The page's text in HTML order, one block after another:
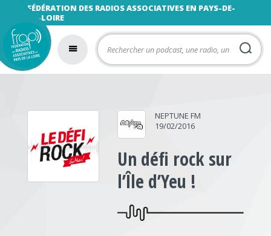
FÉDÉRATION DES RADIOS ASSOCIATIVES EN PAYS-DE-
LA-LOIRE
NEPTUNE FM
19/02/2016
Un défi rock sur
l’Île d’Yeu !